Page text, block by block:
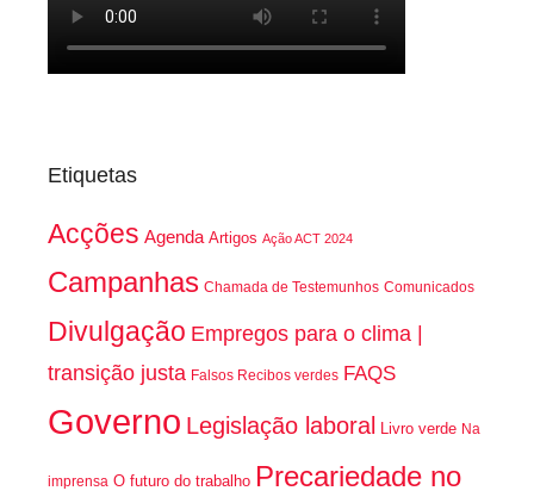
Etiquetas
Acções Agenda Artigos Ação ACT 2024
Campanhas Chamada de Testemunhos Comunicados
Divulgação Empregos para o clima |
transição justa Falsos Recibos verdes FAQS
Governo Legislação laboral Livro verde Na
imprensa O futuro do trabalho Precariedade no